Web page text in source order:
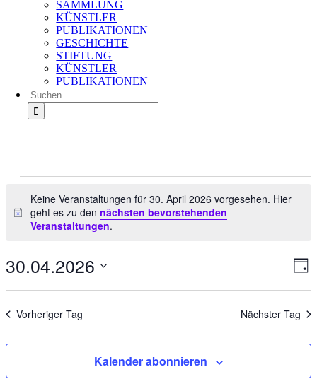
SAMMLUNG
KÜNSTLER
PUBLIKATIONEN
GESCHICHTE
STIFTUNG
KÜNSTLER
PUBLIKATIONEN
Suche
nach:
30.
April
Hinweis
Keine Veranstaltungen für 30. April 2026 vorgesehen. Hier
geht es zu den nächsten bevorstehenden
Veranstaltungen.
Tag
30.04.2026
Vorheriger Tag Nächster Tag
Kalender abonnieren